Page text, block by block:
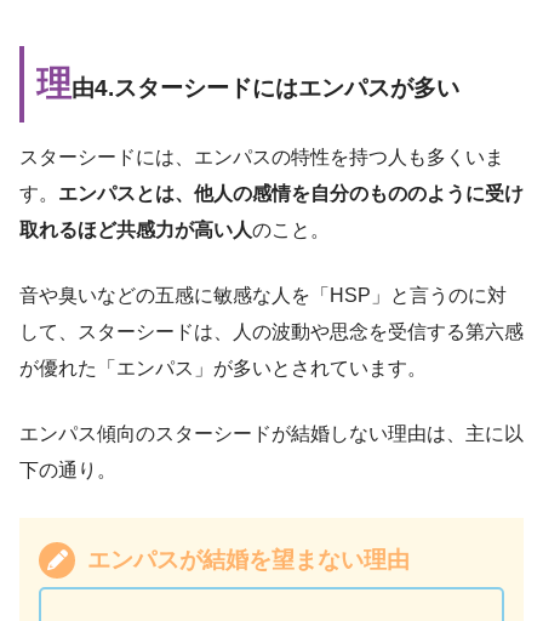
理由4.スターシードにはエンパスが多い
スターシードには、エンパスの特性を持つ人も多くいま
す。 エンパスとは、他人の感情を自分のもののように受け
取れるほど共感力が高い人のこと。
音や臭いなどの五感に敏感な人を「HSP」と言うのに対
して、スターシードは、人の波動や思念を受信する第六感
が優れた「エンパス」が多いとされています。
エンパス傾向のスターシードが結婚しない理由は、主に以
下の通り。
エンパスが結婚を望まない理由